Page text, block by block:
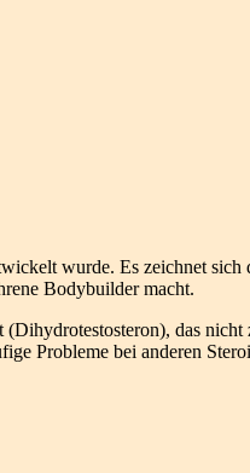
wurde. Es zeichnet
Bodybuilder macht.
das nicht
Probleme bei anderen